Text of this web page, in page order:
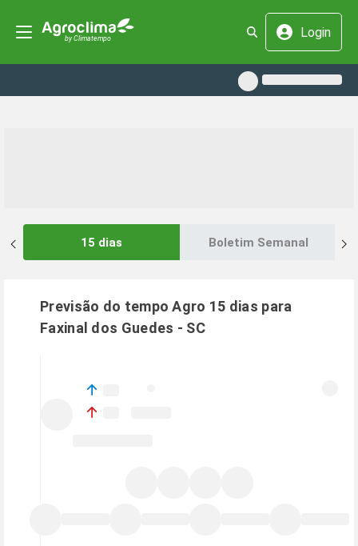
Login
15 dias Boletim Semanal
Previsão do tempo Agro 15 dias para
Faxinal dos Guedes - SC